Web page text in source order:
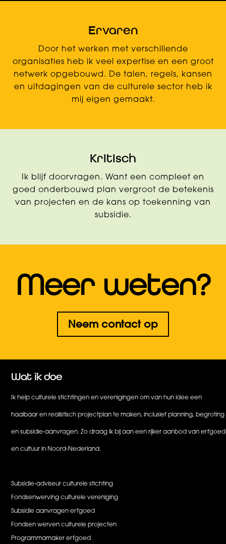
Ervaren
Door het werken met verschillende
organisaties heb ik veel expertise en een groot
netwerk opgebouwd. De talen, regels, kansen
en uitdagingen van de culturele sector heb ik
mij eigen gemaakt.
Kritisch
Ik blijf doorvragen. Want een compleet en
goed onderbouwd plan vergroot de betekenis
van projecten en de kans op toekenning van
subsidie.
Meer weten?
Neem contact op
Wat ik doe
Ik help culturele stichtingen en verenigingen om van hun idee een
haalbaar en realistisch projectplan te maken, inclusief planning, begroting
en subsidie-aanvragen. Zo draag ik bij aan een rijker aanbod van erfgoed
en cultuur in Noord-Nederland.
Subsidie-adviseur culturele stichting
Fondsenwerving culturele vereniging
Subsidie aanvragen erfgoed
Fondsen werven culturele projecten
Programmamaker erfgoed